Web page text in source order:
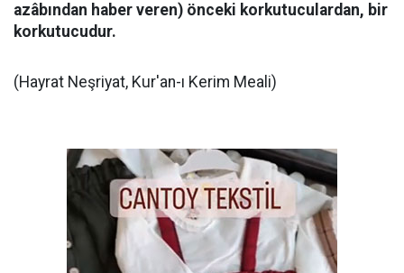
azâbından haber veren) önceki korkutuculardan, bir
korkutucudur.
(Hayrat Neşriyat, Kur'an-ı Kerim Meali)